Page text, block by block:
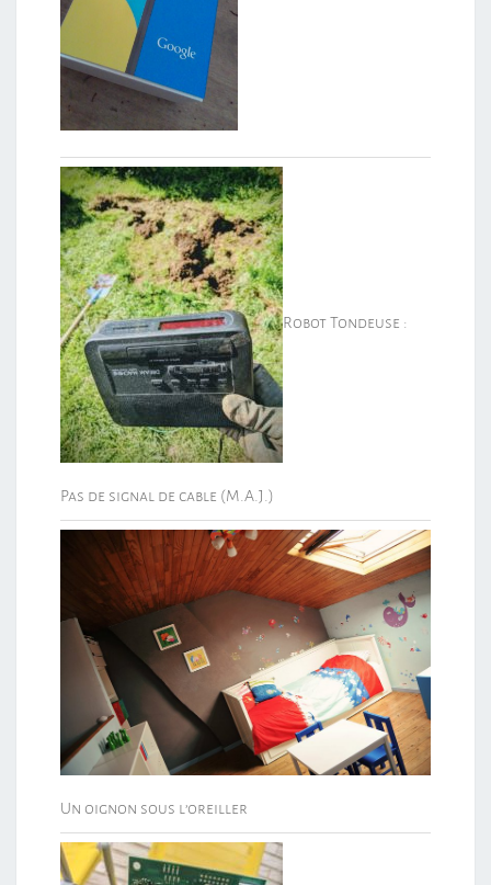
Robot Tondeuse :
Pas de signal de cable (M.A.J.)
Un oignon sous l’oreiller